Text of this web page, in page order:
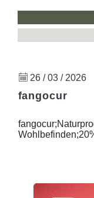
26 / 03 / 2026
fangocur